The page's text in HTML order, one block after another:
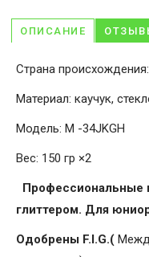
ОПИСАНИЕ
Страна
Материал: каучук,
Модель: M -34JKGH
Вес: 150 гр ×2
Профессиональные
глиттером. Для
Одобрены F.I.G.(